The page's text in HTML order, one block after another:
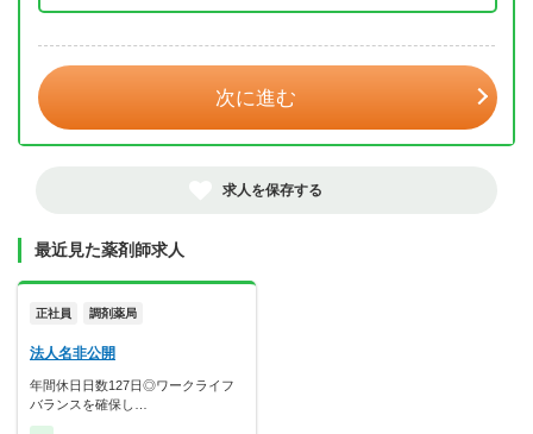
次に進む
求人を保存する
最近見た薬剤師求人
正社員 調剤薬局
法人名非公開
年間休日日数127日◎ワークライフ
バランスを確保し…